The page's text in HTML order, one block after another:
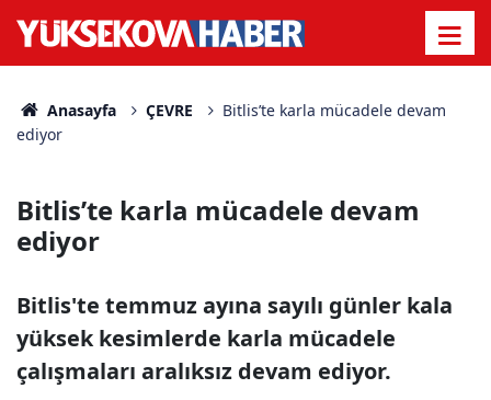
Anasayfa ÇEVRE
Bitlis’te karla mücadele devam
ediyor
Bitlis’te karla mücadele devam
ediyor
Bitlis'te temmuz ayına sayılı günler kala
yüksek kesimlerde karla mücadele
çalışmaları aralıksız devam ediyor.